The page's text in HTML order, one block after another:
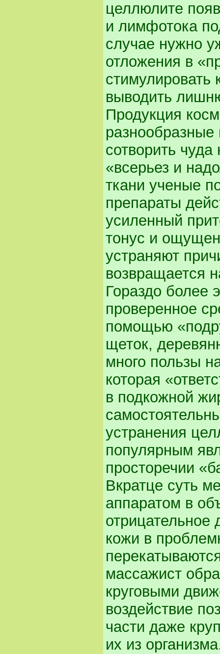
целлюлите
и лимфотока
случае нужно
отложения в
стимулировать
выводить
Продукция
сотворить
«всерьез и
ткани ученые
препараты
усиленный
тонус и
устраняют
возвращается
Гораздо более
проверенное
помощью
щеток,
много пользы
которая
в подкожной
устранения
популярным
просторечии
Вкратце суть
аппаратом в
отрицательное
кожи в
массажист
круговыми
воздействие
части даже
их из